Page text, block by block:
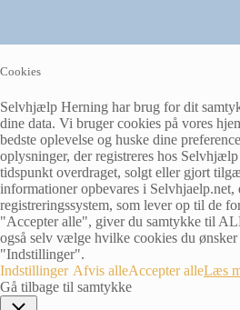
Cookies
Selvhjælp Herning har brug for dit
dine data. Vi bruger cookies på vores
bedste oplevelse og huske dine
oplysninger, der registreres hos
tidspunkt overdraget, solgt eller gjort
informationer opbevares i
registreringssystem, som lever op til de
"Accepter alle", giver du samtykke til
også selv vælge hvilke cookies du
"Indstillinger".
Indstillinger Afvis alleAccepter alleLæs
Gå tilbage til samtykke